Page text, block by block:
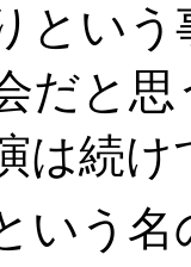
とい
だと
は続
いう